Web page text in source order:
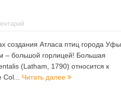
2026 году
создания Атласа птиц города Уфы
– большой горлицей! Большая
(Latham, 1790) относится к
Col... Читать далее